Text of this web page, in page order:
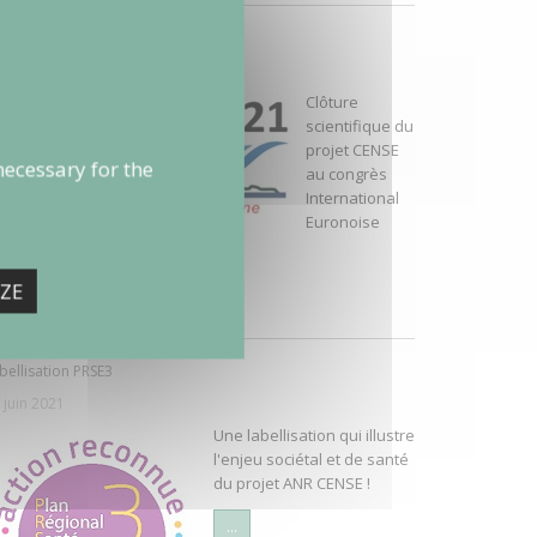
Clôture
scientifique du
projet CENSE
au congrès
International
Euronoise
PRSE3
2021
Une labellisation qui illustre
l'enjeu sociétal et de santé
du projet ANR CENSE !
...
for the